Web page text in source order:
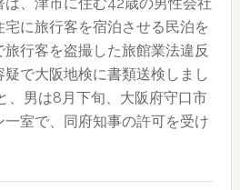
宅に旅行客を宿泊させる民泊を
行客を盗撮した旅館業法違反
疑で大阪地検に書類送検しまし
、男は8月下旬、大阪府守口市
室で、同府知事の許可を受け